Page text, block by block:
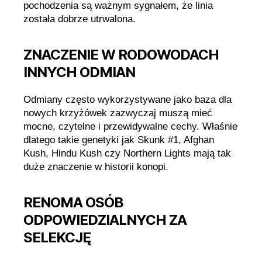
pochodzenia są ważnym sygnałem, że linia
została dobrze utrwalona.
ZNACZENIE W RODOWODACH
INNYCH ODMIAN
Odmiany często wykorzystywane jako baza dla
nowych krzyżówek zazwyczaj muszą mieć
mocne, czytelne i przewidywalne cechy. Właśnie
dlatego takie genetyki jak Skunk #1, Afghan
Kush, Hindu Kush czy Northern Lights mają tak
duże znaczenie w historii konopi.
RENOMA OSÓB
ODPOWIEDZIALNYCH ZA
SELEKCJĘ